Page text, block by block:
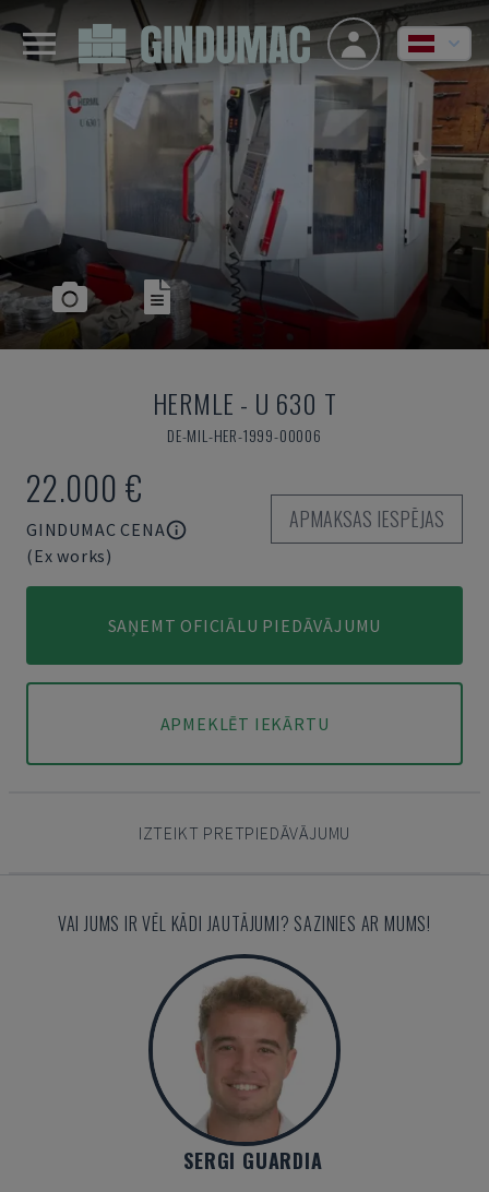
HERMLE - U 630 T
DE-MIL-HER-1999-00006
22.000 €
GINDUMAC CENA
(Ex works)
APMAKSAS IESPĒJAS
SAŅEMT OFICIĀLU PIEDĀVĀJUMU
APMEKLĒT IEKĀRTU
IZTEIKT PRETPIEDĀVĀJUMU
VAI JUMS IR VĒL KĀDI JAUTĀJUMI? SAZINIES AR MUMS!
SERGI GUARDIA